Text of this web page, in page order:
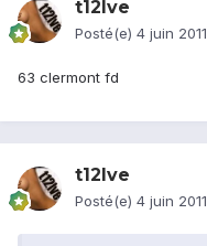
t12lve
Posté(e) 4 juin 2011
63 clermont fd
t12lve
Posté(e) 4 juin 2011